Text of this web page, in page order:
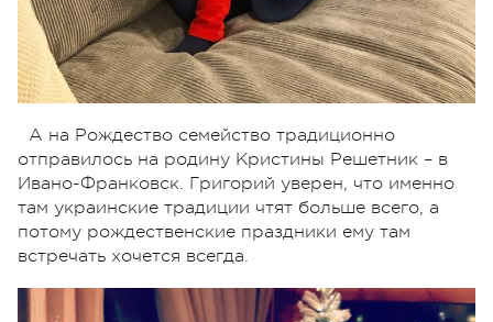
А на Рождество семейство традиционно
отправилось на родину Кристины Решетник – в
Ивано-Франковск. Григорий уверен, что именно
там украинские традиции чтят больше всего, а
потому рождественские праздники ему там
встречать хочется всегда.